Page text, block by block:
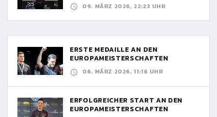
09. MÄRZ 2026, 22:23 UHR
ERSTE MEDAILLE AN DEN
EUROPAMEISTERSCHAFTEN
06. MÄRZ 2026, 11:16 UHR
ERFOLGREICHER START AN DEN
EUROPAMEISTERSCHAFTEN